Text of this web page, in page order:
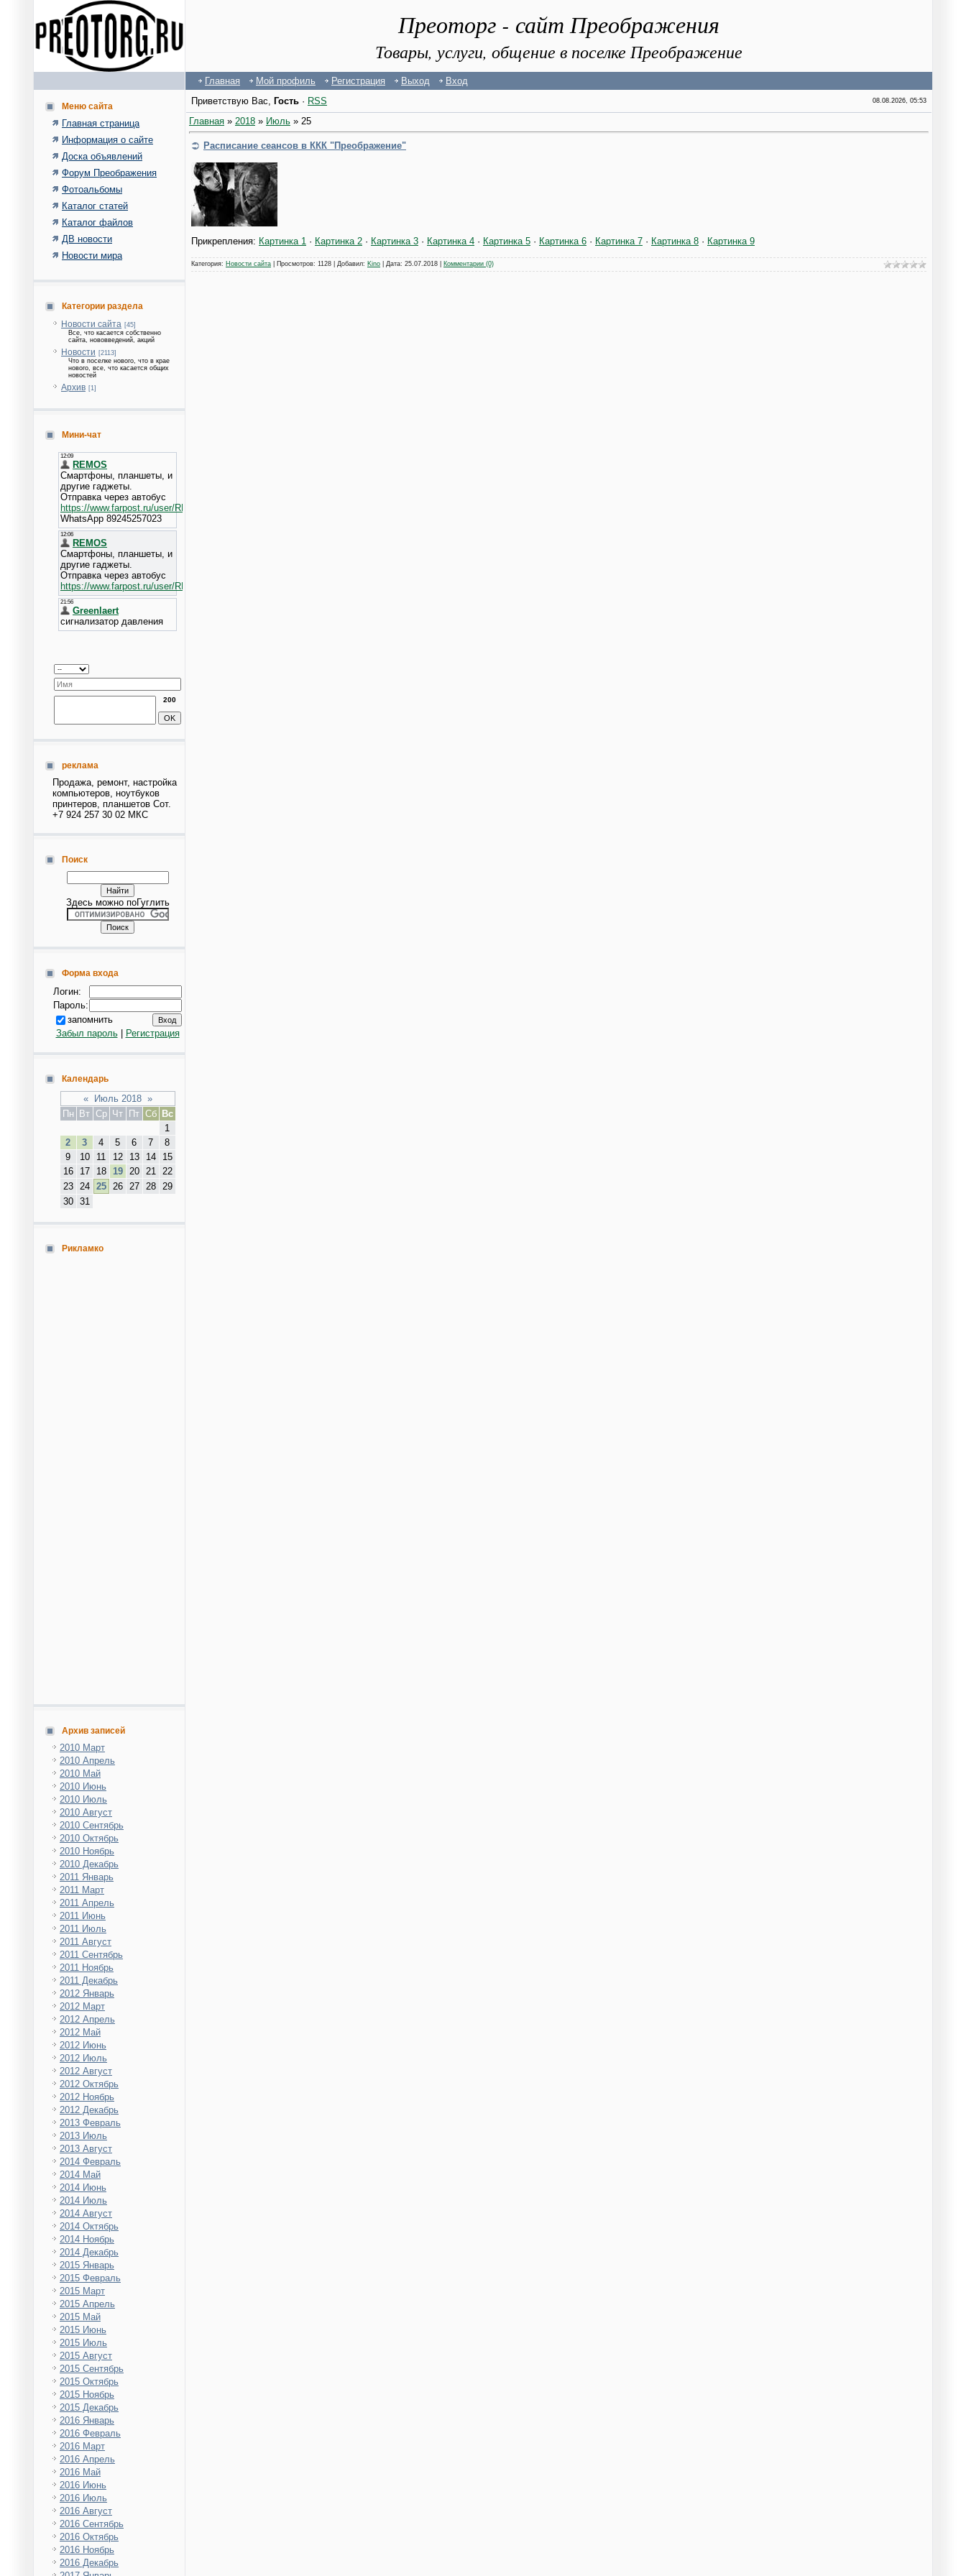
Преоторг - сайт Преображения
Товары, услуги, общение в поселке Преображение
Главная Мой профиль Регистрация Выход Вход
Меню сайта
Главная страница
Информация о сайте
Доска объявлений
Форум Преображения
Фотоальбомы
Каталог статей
Каталог файлов
ДВ новости
Новости мира
Категории раздела
Новости сайта [45]
Все, что касается собственно
сайта, нововведений, акций
Новости [2113]
Что в поселке нового, что в крае
нового, все, что касается общих
новостей
Архив [1]
Мини-чат
200
реклама
Продажа, ремонт, настройка
компьютеров, ноутбуков
принтеров, планшетов Сот.
+7 924 257 30 02 МКС
Поиск
Здесь можно поГуглить
Форма входа
Логин:
Пароль:
запомнить
Забыл пароль| Регистрация
Календарь
« Июль 2018 »
Пн
Вт Ср Чт Пт Сб
Вс
1
2
3 4 5 6 7
8
9
10 11 12 13 14
15
16
17 18 19 20 21
22
23
24 25 26 27 28
29
30
31
Рикламко
Архив записей
2010 Март
2010 Апрель
2010 Май
2010 Июнь
2010 Июль
2010 Август
2010 Сентябрь
2010 Октябрь
2010 Ноябрь
2010 Декабрь
2011 Январь
2011 Март
2011 Апрель
2011 Июнь
2011 Июль
2011 Август
2011 Сентябрь
2011 Ноябрь
2011 Декабрь
2012 Январь
2012 Март
2012 Апрель
2012 Май
2012 Июнь
2012 Июль
2012 Август
2012 Октябрь
2012 Ноябрь
2012 Декабрь
2013 Февраль
2013 Июль
2013 Август
2014 Февраль
2014 Май
2014 Июнь
2014 Июль
2014 Август
2014 Октябрь
2014 Ноябрь
2014 Декабрь
2015 Январь
2015 Февраль
2015 Март
2015 Апрель
2015 Май
2015 Июнь
2015 Июль
2015 Август
2015 Сентябрь
2015 Октябрь
2015 Ноябрь
2015 Декабрь
2016 Январь
2016 Февраль
2016 Март
2016 Апрель
2016 Май
2016 Июнь
2016 Июль
2016 Август
2016 Сентябрь
2016 Октябрь
2016 Ноябрь
2016 Декабрь
Приветствую Вас, Гость · RSS 08.08.2026, 05:53
Главная » 2018 » Июль » 25
Расписание сеансов в ККК "Преображение"
Прикрепления: Картинка 1 · Картинка 2 · Картинка 3 · Картинка 4 · Картинка 5 · Картинка 6 · Картинка 7 · Картинка 8 · Картинка 9
Категория: Новости сайта | Просмотров: 1128 | Добавил: Kino | Дата: 25.07.2018 Комментарии (0)